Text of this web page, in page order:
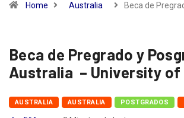
Home Australia Beca de
Beca de Pregrado y
Australia – University of
AUSTRALIA AUSTRALIA POSTGRADOS